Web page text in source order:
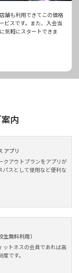
舗も利用できてこの価格
ビスです。また、入会当
気軽にスタートできま
内
アプリ
クアウトプランをアプリが
パスとして使用など便利な
無料利用）
ットネスの会員であれば高
です。